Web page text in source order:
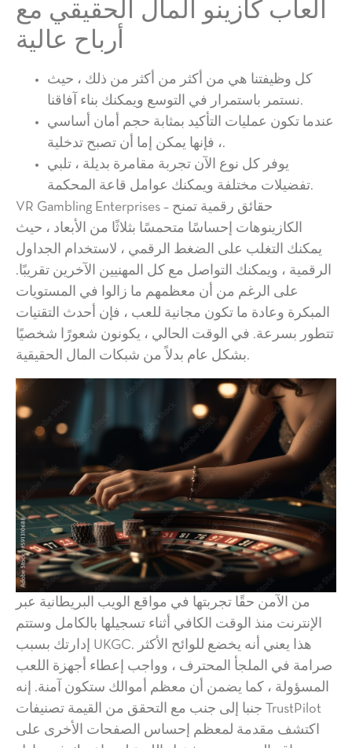
ألعاب كازينو المال الحقيقي مع
أرباح عالية
كل وظيفتنا هي من أكثر من أكثر من ذلك ، حيث
نستمر باستمرار في التوسع ويمكنك بناء آفاقنا.
عندما تكون عمليات التأكيد بمثابة حجم أمان أساسي
، فإنها يمكن إما أن تصبح تدخلية.
يوفر كل نوع الآن تجربة مقامرة بديلة ، تلبي
تفضيلات مختلفة ويمكنك عوامل قاعة المحكمة.
VR Gambling Enterprises – حقائق رقمية تمنح
الكازينوهات إحساسًا متحمسًا بثلاثًا من الأبعاد ، حيث
يمكنك التغلب على الضغط الرقمي ، لاستخدام الجداول
الرقمية ، ويمكنك التواصل مع كل المهنيين الآخرين تقريبًا.
على الرغم من أن معظمهم ما زالوا في المستويات
المبكرة وعادة ما تكون مجانية للعب ، فإن أحدث التقنيات
تتطور بسرعة. في الوقت الحالي ، يكونون شعورًا شخصيًا
بشكل عام بدلاً من شبكات المال الحقيقية.
من الآمن حقًا تجربتها في مواقع الويب البريطانية عبر
الإنترنت منذ الوقت الكافي أثناء تسجيلها بالكامل وستتم
إدارتك بسبب UKGC. هذا يعني أنه يخضع للوائح الأكثر
صرامة في الملجأ المحترف ، وواجب إعطاء أجهزة اللعب
المسؤولة ، كما يضمن أن معظم أموالك ستكون آمنة. إنه
جنبا إلى جنب مع التحقق من القيمة تصنيفات TrustPilot
اكتشف مقدمة لمعظم إحساس الصفحات الأخرى على